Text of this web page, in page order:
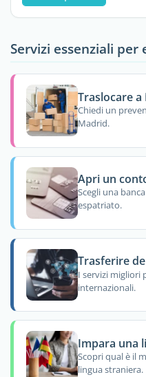
Servizi essenziali per
Traslocare
Chiedi un
Madrid.
Apri un
Scegli una
espatriato.
Trasferire
I servizi migliori
internazionali.
Impara una
Scopri qual è il
lingua straniera.